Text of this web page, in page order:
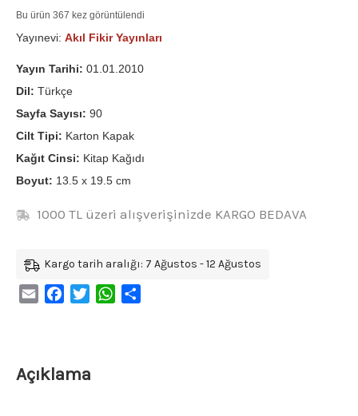
Bu ürün 367 kez görüntülendi
Yayınevi: Akıl Fikir Yayınları
Yayın Tarihi: 01.01.2010
Dil: Türkçe
Sayfa Sayısı: 90
Cilt Tipi: Karton Kapak
Kağıt Cinsi: Kitap Kağıdı
Boyut: 13.5 x 19.5 cm
1000 TL üzeri alışverişinizde KARGO BEDAVA
Kargo tarih aralığı: 7 Ağustos - 12 Ağustos
Email FacebookTwitterWhatsApp
Açıklama